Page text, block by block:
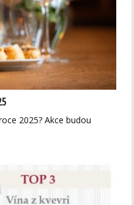
2025? Akce budou